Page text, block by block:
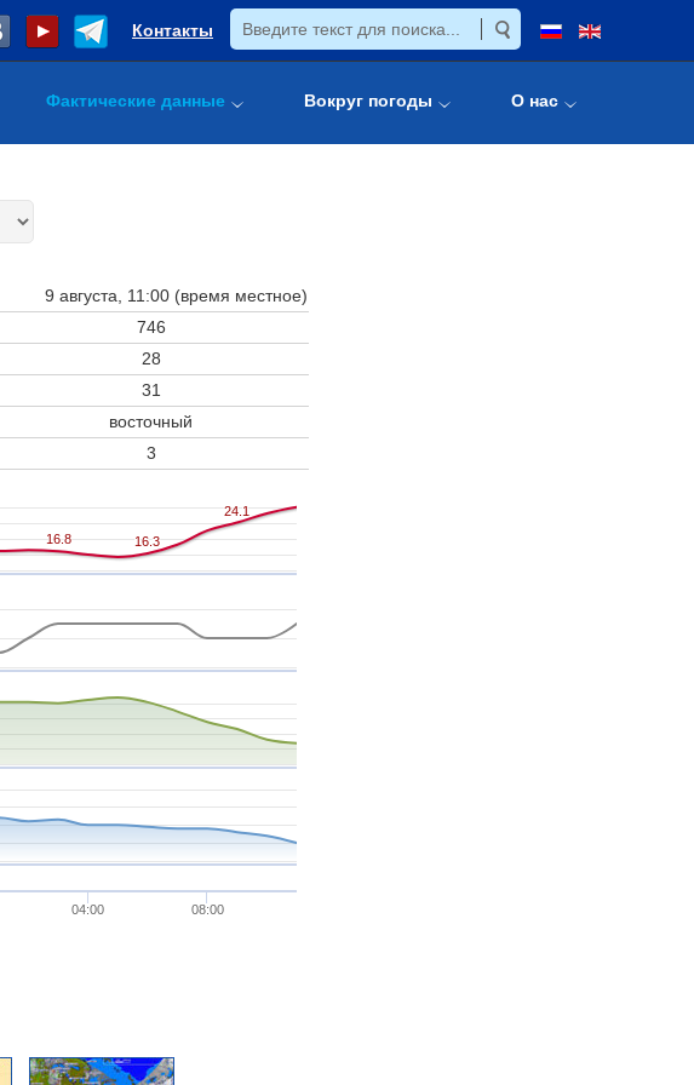
Контакты
Фактические данные Вокруг погоды О нас
9 августа, 11:00 (время местное)
746
28
31
восточный
3
16.8
16.8 16.3
16.3
24.1
24.1
04:00 08:00